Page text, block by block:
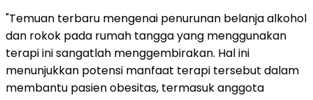
"Temuan terbaru mengenai penurunan belanja alkohol
dan rokok pada rumah tangga yang menggunakan
terapi ini sangatlah menggembirakan. Hal ini
menunjukkan potensi manfaat terapi tersebut dalam
membantu pasien obesitas, termasuk anggota